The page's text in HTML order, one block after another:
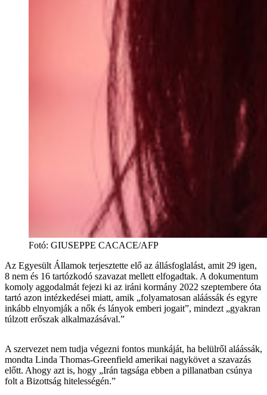
Fotó: GIUSEPPE CACACE/AFP
Az Egyesült Államok terjesztette elő az állásfoglalást, amit 29 igen,
8 nem és 16 tartózkodó szavazat mellett elfogadtak. A dokumentum
komoly aggodalmát fejezi ki az iráni kormány 2022 szeptembere óta
tartó azon intézkedései miatt, amik „folyamatosan aláássák és egyre
inkább elnyomják a nők és lányok emberi jogait”, mindezt „gyakran
túlzott erőszak alkalmazásával.”
A szervezet nem tudja végezni fontos munkáját, ha belülről aláássák,
mondta Linda Thomas-Greenfield amerikai nagykövet a szavazás
előtt. Ahogy azt is, hogy „Irán tagsága ebben a pillanatban csúnya
folt a Bizottság hitelességén.”